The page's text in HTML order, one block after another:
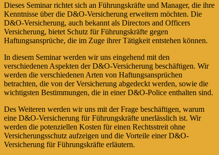
Dieses Seminar richtet sich an Führungskräfte und Manager, die ihre
Kenntnisse über die D&O-Versicherung erweitern möchten. Die
D&O-Versicherung, auch bekannt als Directors and Officers
Versicherung, bietet Schutz für Führungskräfte gegen
Haftungsansprüche, die im Zuge ihrer Tätigkeit entstehen können.
In diesem Seminar werden wir uns eingehend mit den
verschiedenen Aspekten der D&O-Versicherung beschäftigen. Wir
werden die verschiedenen Arten von Haftungsansprüchen
betrachten, die von der Versicherung abgedeckt werden, sowie die
wichtigsten Bestimmungen, die in einer D&O-Police enthalten sind.
Des Weiteren werden wir uns mit der Frage beschäftigen, warum
eine D&O-Versicherung für Führungskräfte unerlässlich ist. Wir
werden die potenziellen Kosten für einen Rechtsstreit ohne
Versicherungsschutz aufzeigen und die Vorteile einer D&O-
Versicherung für Führungskräfte erläutern.